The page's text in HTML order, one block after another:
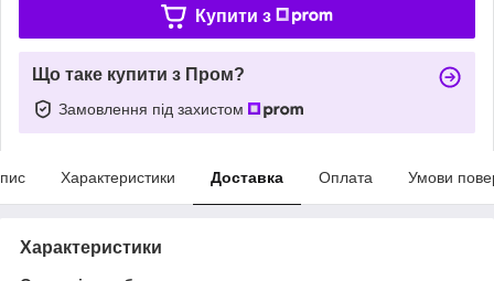
Купити з
Що таке купити з Пром?
Замовлення під захистом
Характеристики Доставка Оплата Умови
Характеристики